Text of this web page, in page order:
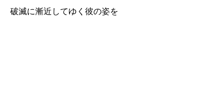
破滅に漸近してゆく彼の姿を